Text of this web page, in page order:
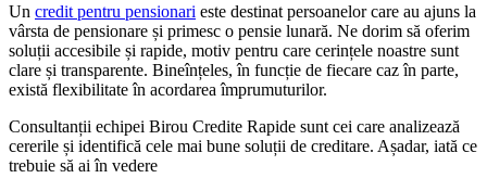
Un credit pentru pensionari este destinat persoanelor care au ajuns la
vârsta de pensionare și primesc o pensie lunară. Ne dorim să oferim
soluții accesibile și rapide, motiv pentru care cerințele noastre sunt
clare și transparente. Bineînțeles, în funcție de fiecare caz în parte,
există flexibilitate în acordarea împrumuturilor.
Consultanții echipei Birou Credite Rapide sunt cei care analizează
cererile și identifică cele mai bune soluții de creditare. Așadar, iată ce
trebuie să ai în vedere